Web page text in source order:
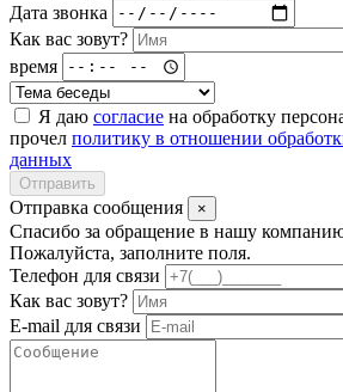
Дата звонка
Как вас зовут?
время
Я даю согласие на обработку
прочел политику в отношении
данных
Отправить
Отправка сообщения ×
Спасибо за обращение в нашу
Пожалуйста, заполните поля.
Телефон для связи
Как вас зовут?
E-mail для связи